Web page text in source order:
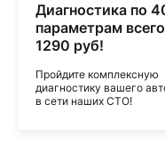
Диагностика по
параметрам
1290 руб!
Пройдите комплексную
диагностику вашего
в сети наших СТО!